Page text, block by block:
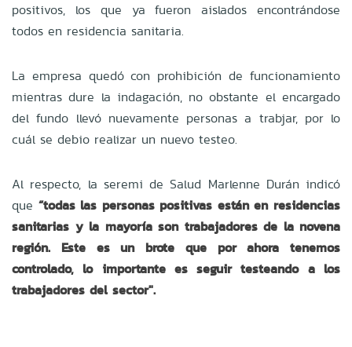
positivos, los que ya fueron aislados encontrándose
todos en residencia sanitaria.
La empresa quedó con prohibición de funcionamiento
mientras dure la indagación, no obstante el encargado
del fundo llevó nuevamente personas a trabjar, por lo
cuál se debio realizar un nuevo testeo.
Al respecto, la seremi de Salud Marlenne Durán indicó
que “todas las personas positivas están en residencias
sanitarias y la mayoría son trabajadores de la novena
región. Este es un brote que por ahora tenemos
controlado, lo importante es seguir testeando a los
trabajadores del sector".